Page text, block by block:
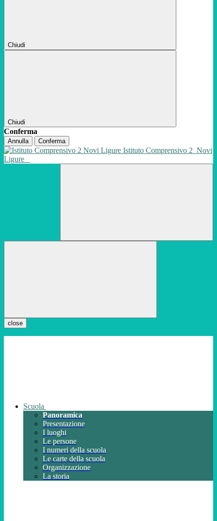
Chiudi
Chiudi
Conferma
Annulla Conferma
Istituto Comprensivo 2 Novi
Ligure
close
Scuola
Panoramica
Presentazione
I luoghi
Le persone
I numeri della scuola
Le carte della scuola
Organizzazione
La storia